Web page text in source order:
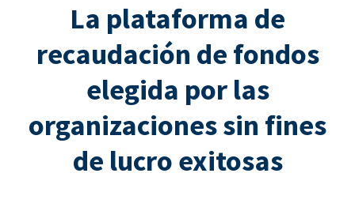
La plataforma de
recaudación de fondos
elegida por las
organizaciones sin fines
de lucro exitosas